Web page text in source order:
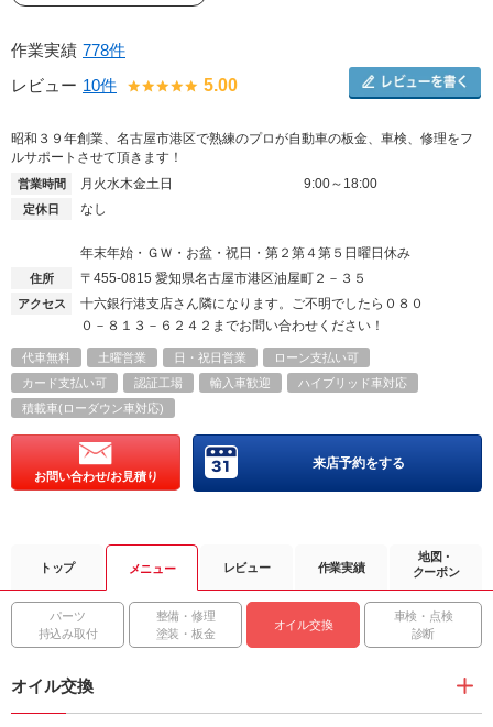
作業実績 778件
レビュー 10件 5.00
昭和３９年創業、名古屋市港区で熟練のプロが自動車の板金、車検、修理をフ
ルサポートさせて頂きます！
営業時間 月火水木金土日 9:00～18:00
定休日 なし
年末年始・ＧＷ・お盆・祝日・第２第４第５日曜日休み
住所 〒455-0815 愛知県名古屋市港区油屋町２－３５
アクセス
十六銀行港支店さん隣になります。ご不明でしたら０８０
０－８１３－６２４２までお問い合わせください！
代車無料 土曜営業 日・祝日営業
ローン支払い可
カード支払い可
認証工場 輸入車歓迎
ハイブリッド車対応
積載車(ローダウン車対応)
お問い合わせ/お見積り
来店予約をする
トップ メニュー レビュー 作業実績
地図・
クーポン
パーツ
持込み取付
整備・修理
塗装・板金
オイル交換
車検・点検
診断
オイル交換